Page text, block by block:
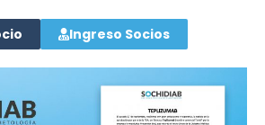
Ingreso Socios